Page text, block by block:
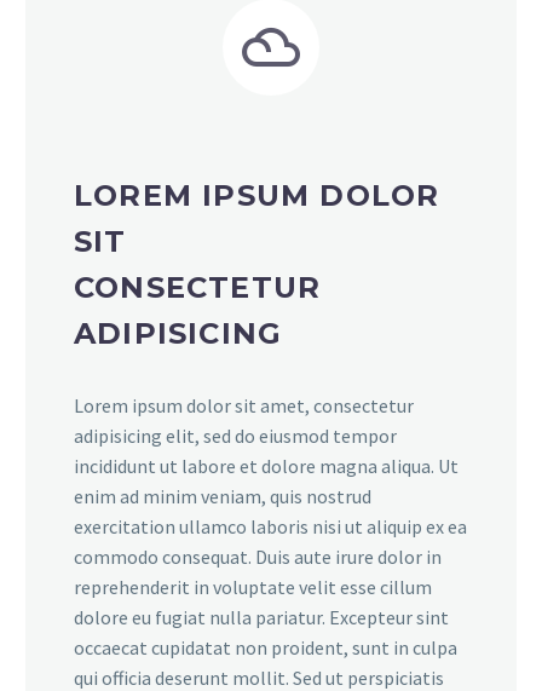


LOREM IPSUM DOLOR
SIT
CONSECTETUR
ADIPISICING
Lorem ipsum dolor sit amet, consectetur
adipisicing elit, sed do eiusmod tempor
incididunt ut labore et dolore magna aliqua. Ut
enim ad minim veniam, quis nostrud
exercitation ullamco laboris nisi ut aliquip ex ea
commodo consequat. Duis aute irure dolor in
reprehenderit in voluptate velit esse cillum
dolore eu fugiat nulla pariatur. Excepteur sint
occaecat cupidatat non proident, sunt in culpa
qui officia deserunt mollit. Sed ut perspiciatis